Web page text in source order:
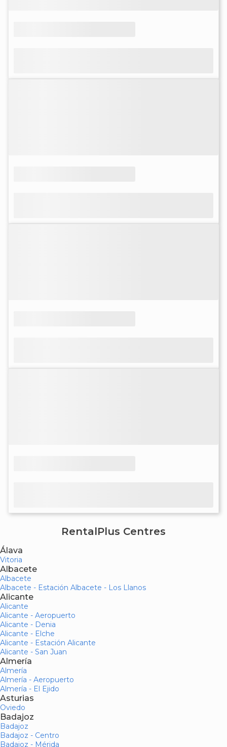
RentalPlus Centres
Álava
Vitoria
Albacete
Albacete
Albacete - Estación Albacete - Los Llanos
Alicante
Alicante
Alicante - Aeropuerto
Alicante - Denia
Alicante - Elche
Alicante - Estación Alicante
Alicante - San Juan
Almería
Almería
Almería - Aeropuerto
Almería - El Ejido
Asturias
Oviedo
Badajoz
Badajoz
Badajoz - Centro
Badajoz - Mérida